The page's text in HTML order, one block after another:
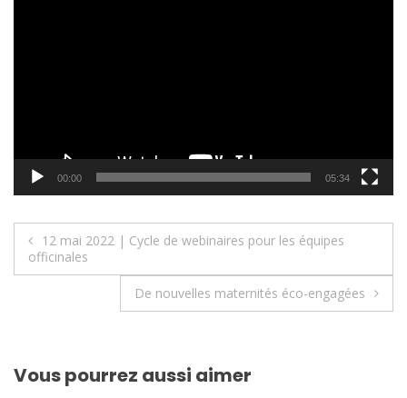
00:00 05:34
Navigation
de
12 mai 2022 | Cycle de webinaires pour les équipes
officinales
De nouvelles maternités éco-engagées
Vous pourrez aussi aimer